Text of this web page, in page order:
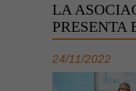
LA
PRESENTA
24/11/2022